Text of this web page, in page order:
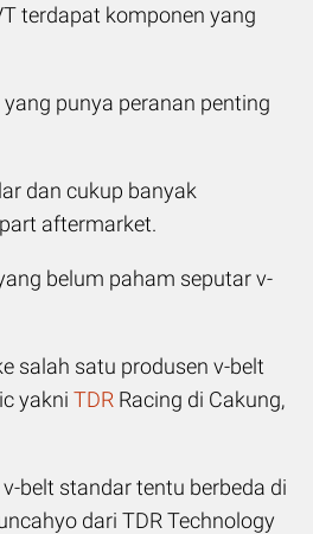
terdapat komponen yang
punya peranan penting
dan cukup banyak
aftermarket.
belum paham seputar v-
salah satu produsen v-belt
yakni TDR Racing di Cakung,
belt standar tentu berbeda di
dari TDR Technology